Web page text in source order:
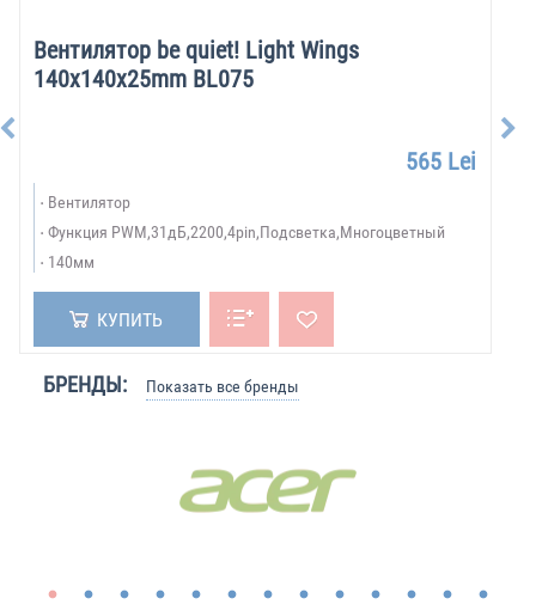
Вентилятор be quiet! Light Wings
140x140x25mm BL075
565 Lei
Вентилятор
Функция PWM,31дБ,2200,4pin,Подсветка,Многоцветный
140мм
КУПИТЬ
БРЕНДЫ: Показать все бренды